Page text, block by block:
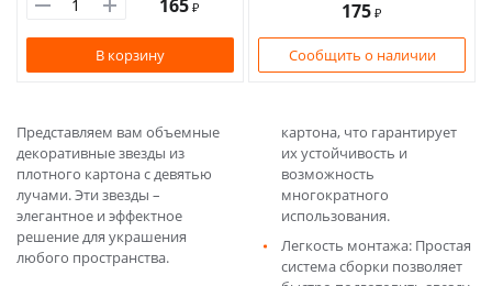
165 ₽
В корзину
175 ₽
Сообщить о наличии
Представляем вам объемные
декоративные звезды из
плотного картона с девятью
лучами. Эти звезды –
элегантное и эффектное
решение для украшения
любого пространства.
картона, что гарантирует
их устойчивость и
возможность
многократного
использования.
Легкость монтажа: Простая
система сборки позволяет